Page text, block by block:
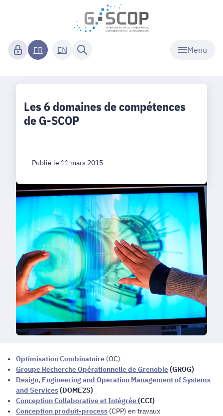
Menu
FR EN
Les 6 domaines de compétences
de G-SCOP
Publié le 11 mars 2015
Optimisation Combinatoire (OC)
Groupe Recherche Opérationnelle de Grenoble(GROG)
Design, Engineering and Operation Management of Systems
and Services(DOME2S)
Conception Collaborative et Intégrée(CCI)
Conception produit-process (CPP) en travaux